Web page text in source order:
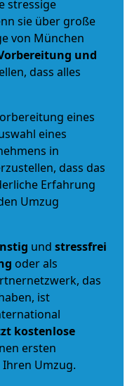
stressige
sie über große
von München
und
dass alles
eines
eines
in
dass das
Erfahrung
Umzug
und stressfrei
oder als
das
ist
kostenlose
ersten
Umzug.